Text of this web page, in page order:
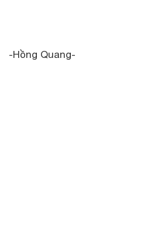
-Hồng Quang-